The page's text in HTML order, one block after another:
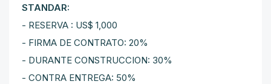
STANDAR:
- RESERVA : US$ 1,000
- FIRMA DE CONTRATO: 20%
- DURANTE CONSTRUCCION: 30%
- CONTRA ENTREGA: 50%